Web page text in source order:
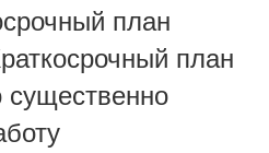
план
план
существенно